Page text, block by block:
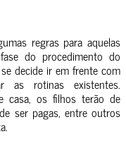
regras para aquelas
do procedimento do
decide ir em frente com
as rotinas existentes.
casa, os filhos terão de
ser pagas, entre outros